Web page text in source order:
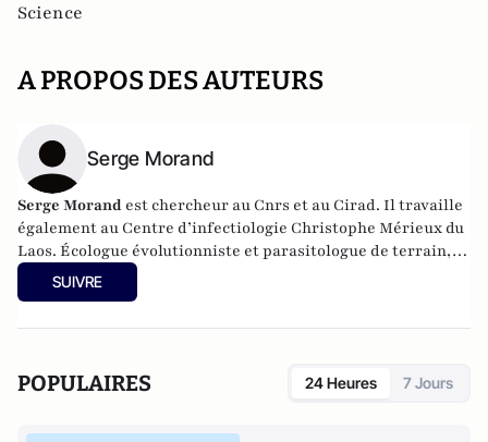
Science
A PROPOS DES AUTEURS
Serge Morand
Serge Morand est chercheur au Cnrs et au Cirad. Il travaille
également au Centre d’infectiologie Christophe Mérieux du
Laos. Écologue évolutionniste et parasitologue de terrain, il
conduit de nombreuses missions sur les relations entre
biodiversité et maladies transmissibles.
SUIVRE
POPULAIRES 24 Heures 7 Jours